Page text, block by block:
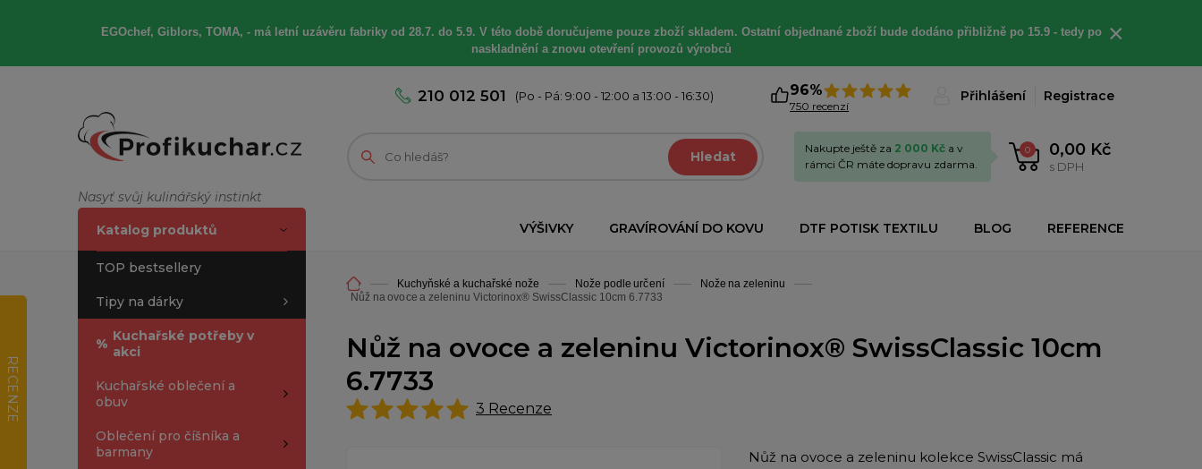
EGOchef, Giblors, TOMA, -má letní uzávěru fabriky od 28.7. do 5.9. V této době doručujeme pouze zboží skladem. Ostatní objednané zboží bude dodáno přibližně po 15.9 - tedy po
naskladnění a znovu otevření provozů výrobců
×
Nasyť svůj kulinářský instinkt
210 012 501 (Po - Pá: 9:00 - 12:00 a 13:00 - 16:30) 96%
750 recenzí
Přihlášení Registrace
Hledat 0 0,00 Kč
s DPH
Nakupte ještě za 2 000 Kč a v
rámci ČR máte dopravu zdarma.
VÝŠIVKY GRAVÍROVÁNÍ DO KOVU DTF POTISK TEXTILU BLOG REFERENCE
Katalog produktů
TOP bestsellery
Tipy na dárky
% Kuchařské potřeby v
akci
Kuchařské oblečení a
obuv
Oblečení pro číšníka a
barmany
Kuchyňské a kuchařské nože Nože podle určení
Nože na zeleninu
Nůž na ovoce a zeleninu Victorinox® SwissClassic 10cm 6.7733
Nůž na ovoce a zeleninu Victorinox® SwissClassic 10cm
6.7733
3 Recenze
Nůž na ovoce a zeleninu kolekce SwissClassic má
RECENZE